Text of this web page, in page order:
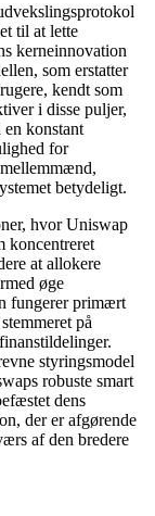
til at lette
kerneinnovation
som erstatter
kendt som
i disse puljer,
konstant
for
betydeligt.
hvor Uniswap
koncentreret
at allokere
øge
fungerer primært
på
styringsmodel
robuste smart
dens
der er afgørende
af den bredere